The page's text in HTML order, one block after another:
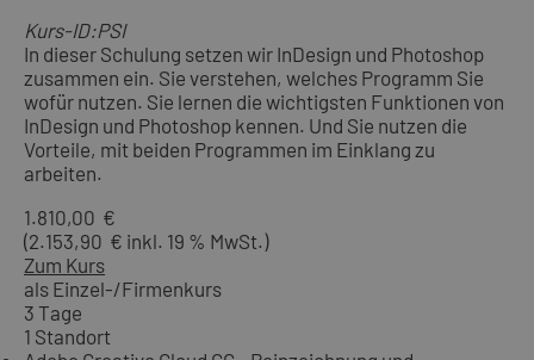
Kurs-ID:PSI
In dieser Schulung setzen wir InDesign und Photoshop
zusammen ein. Sie verstehen, welches Programm Sie
wofür nutzen. Sie lernen die wichtigsten Funktionen von
InDesign und Photoshop kennen. Und Sie nutzen die
Vorteile, mit beiden Programmen im Einklang zu
arbeiten.
1.810,00 €
(2.153,90 € inkl. 19 % MwSt.)
Zum Kurs
als Einzel-/Firmenkurs
3 Tage
1 Standort